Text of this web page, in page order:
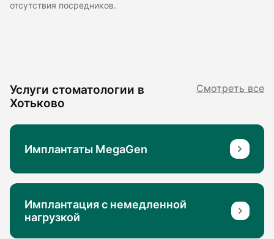
отсутствия посредников.
Услуги стоматологии в
Хотьково
Смотреть все
Имплантаты MegaGen
Имплантация с немедленной
нагрузкой